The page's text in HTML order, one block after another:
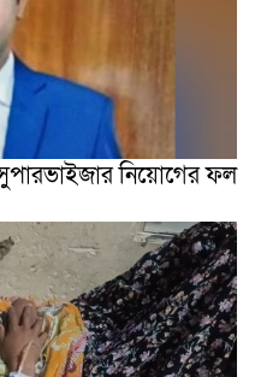
নিয়োগের ফল